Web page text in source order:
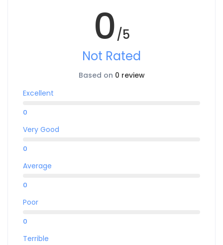
0/5
Not Rated
Based on 0 review
Excellent
0
Very Good
0
Average
0
Poor
0
Terrible